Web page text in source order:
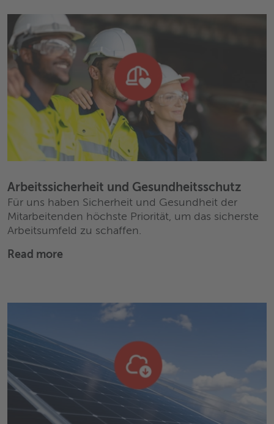
Arbeitssicherheit und Gesundheitsschutz
Für uns haben Sicherheit und Gesundheit der
Mitarbeitenden höchste Priorität, um das sicherste
Arbeitsumfeld zu schaffen.
Read more